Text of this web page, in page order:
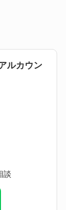
ルカウン
談